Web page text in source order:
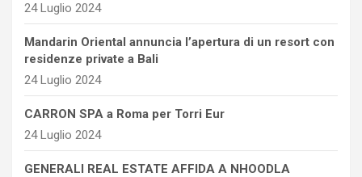
24 Luglio 2024
Mandarin Oriental annuncia l’apertura di un resort con
residenze private a Bali
24 Luglio 2024
CARRON SPA a Roma per Torri Eur
24 Luglio 2024
GENERALI REAL ESTATE AFFIDA A NHOODLA